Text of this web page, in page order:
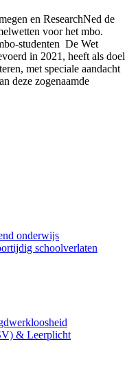
en ResearchNed de
voor het mbo.
studenten De Wet
in 2021, heeft als doel
met speciale aandacht
deze zogenaamde
onderwijs
schoolverlaten
& Leerplicht